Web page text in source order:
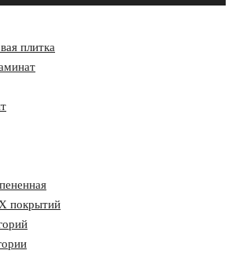
плитка
покрытий